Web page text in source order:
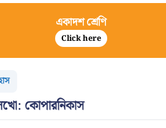
একাদশ শ্রেণি
Click here
কোপারনিকাস